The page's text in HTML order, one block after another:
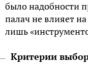
было надобности
палач не влияет
лишь
Критерии